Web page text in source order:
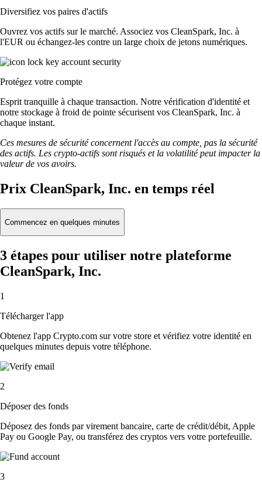
Diversifiez vos paires d'actifs
Ouvrez vos actifs sur le marché. Associez vos CleanSpark, Inc. à
l'EUR ou échangez-les contre un large choix de jetons numériques.
Protégez votre compte
Esprit tranquille à chaque transaction. Notre vérification d'identité et
notre stockage à froid de pointe sécurisent vos CleanSpark, Inc. à
chaque instant.
Ces mesures de sécurité concernent l'accès au compte, pas la sécurité
des actifs. Les crypto-actifs sont risqués et la volatilité peut impacter la
valeur de vos avoirs.
Prix CleanSpark, Inc. en temps réel
Commencez en quelques minutes
3 étapes pour utiliser notre plateforme
CleanSpark, Inc.
1
Télécharger l'app
Obtenez l'app Crypto.com sur votre store et vérifiez votre identité en
quelques minutes depuis votre téléphone.
2
Déposer des fonds
Déposez des fonds par virement bancaire, carte de crédit/débit, Apple
Pay ou Google Pay, ou transférez des cryptos vers votre portefeuille.
3